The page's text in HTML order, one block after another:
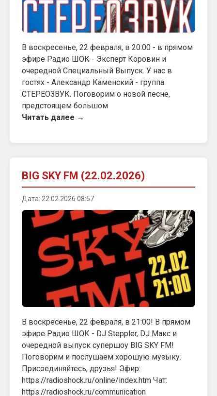
В воскресенье, 22 февраля, в 20:00 - в прямом
эфире Радио ШОК - Эксперт Коровин и
очередной Специальный Выпуск. У нас в
гостях - Александр Каменский - группа
СТЕРЕОЗВУК. Поговорим о новой песне,
предстоящем большом
Читать далее →
BIG SKY FM (22.02.2026)
Дата: 22.02.2026 08:57
В воскресенье, 22 февраля, в 21:00! В прямом
эфире Радио ШОК - DJ Steppler, DJ Макс и
очередной выпуск супершоу BIG SKY FM!
Поговорим и послушаем хорошую музыку.
Присоединяйтесь, друзья! Эфир:
https://radioshock.ru/online/index.htm Чат:
https://radioshock.ru/communication